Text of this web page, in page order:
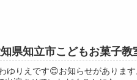
知立市こどもお菓子教
ゆりえです😊お知らせがありま